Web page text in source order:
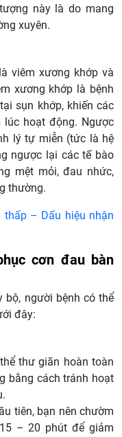
này là do mang
xuyên.
viêm xương khớp và
xương khớp là bệnh
sụn khớp, khiến các
hoạt động. Ngược
lý tự miễn (tức là hệ
ngược lại các tế bào
mệt mỏi, đau nhức,
thường.
thấp – Dấu hiệu nhận
cơn đau bàn
bộ, người bệnh có thể
đây:
thư giãn hoàn toàn
bằng cách tránh hoạt
tiên, bạn nên chườm
– 20 phút để giảm